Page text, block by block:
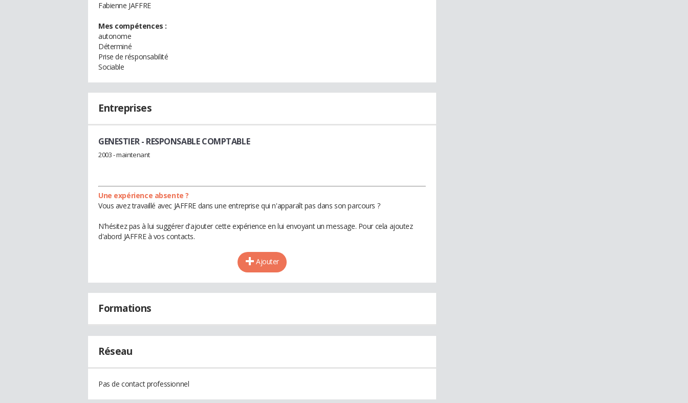
Fabienne JAFFRE
Mes compétences :
autonome
Déterminé
Prise de résponsabilité
Sociable
Entreprises
GENESTIER- RESPONSABLE COMPTABLE
2003 - maintenant
Une expérience absente ?
Vous avez travaillé avec JAFFRE dans une entreprise qui n'apparaît pas dans son parcours ?
N'hésitez pas à lui suggérer d'ajouter cette expérience en lui envoyant un message. Pour cela ajoutez
d'abord JAFFRE à vos contacts.
Ajouter
Formations
Réseau
Pas de contact professionnel